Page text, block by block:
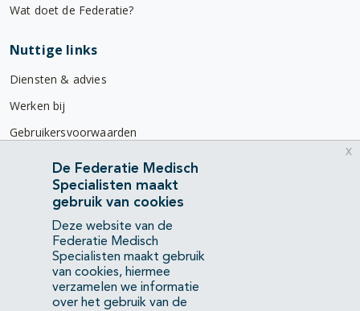
Wat doet de Federatie?
Nuttige links
Diensten & advies
Werken bij
Gebruikersvoorwaarden
Privacyverklaring
Contact
Mercatorlaan 1200
3528 BL Utrecht
(088) 505 34 34
info@richtlijnendatabase.nl
De Federatie Medisch
Specialisten maakt
gebruik van cookies
Deze website van de
Federatie Medisch
Specialisten maakt gebruik
van cookies, hiermee
verzamelen we informatie
over het gebruik van de
x